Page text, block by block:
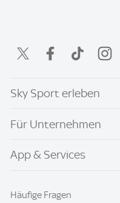
Sky Sport erleben
Für Unternehmen
App & Services
Häufige Fragen